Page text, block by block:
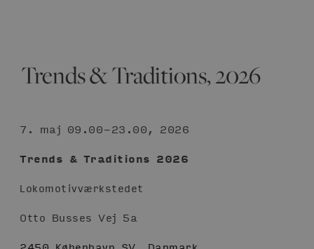
Trends & Traditions, 2026
7. maj 09.00-23.00, 2026
Trends & Traditions 2026
Lokomotivværkstedet
Otto Busses Vej 5a